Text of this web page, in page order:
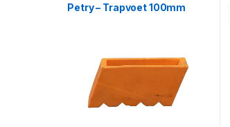
Petry – Trapvoet 100mm